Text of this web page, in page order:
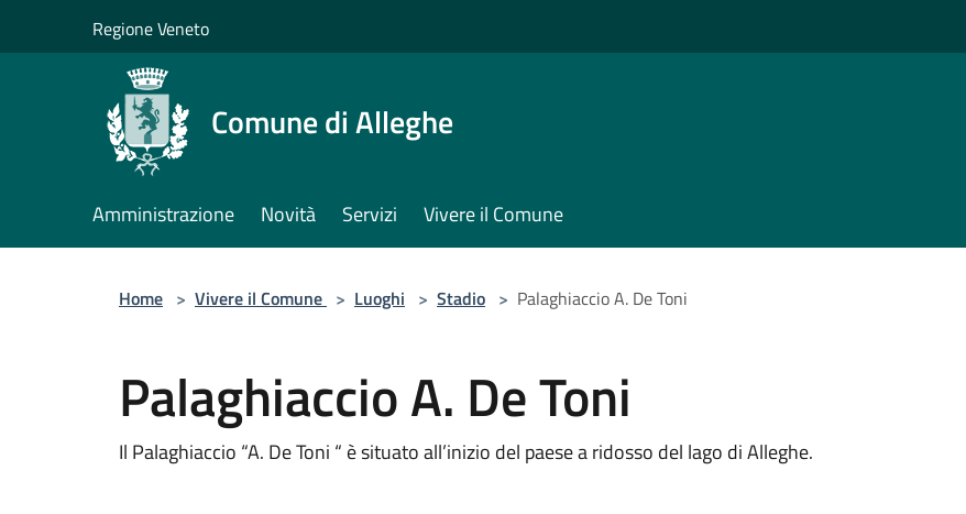
Regione Veneto
Comune di Alleghe
Amministrazione Novità Servizi Vivere il Comune
Home > Vivere il Comune > Luoghi > Stadio > Palaghiaccio A. De Toni
Palaghiaccio A. De Toni
Il Palaghiaccio “A. De Toni “ è situato all’inizio del paese a ridosso del lago di Alleghe.